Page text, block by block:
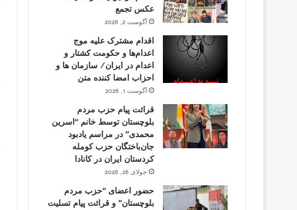
عکس تجمع
آگوست 2, 2026
اقدام مشترک علیه موج
اعدام‌ها و حکومت کشتار و
اعدام در ایران/ سازمان ها و
احزاب امضا کننده متن
آگوست 1, 2026
قرائت پیام حزب مردم
بلوچستان توسط خانم “اسرین
محمدی” در مراسم یادبود
جان‌باختگان حزب کومله
کردستان ایران در کانادا
جولای 26, 2026
حضور اعضای “حزب مردم
بلوچستان” و قرائت پیام تسلیت